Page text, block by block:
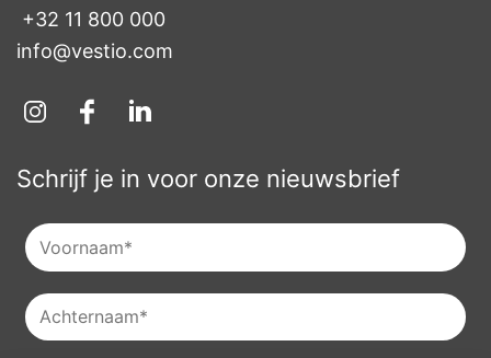
+32 11 800 000
info@vestio.com
Schrijf je in voor onze nieuwsbrief